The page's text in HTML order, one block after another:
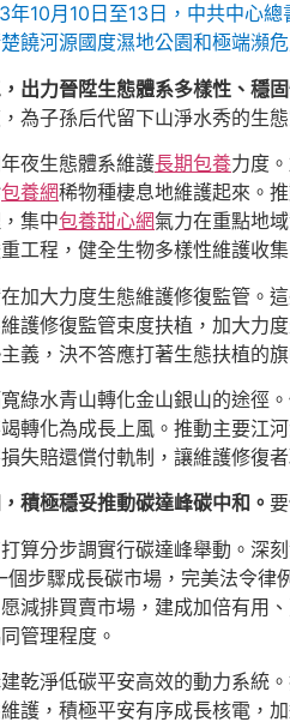
年10月10日至13日，中共中心
饒河源國度濕地公園和極端瀕
出力晉陞生態體系多樣性、穩
為子孫后代留下山淨水秀的生態
夜生態體系維護長期包養力度
包養網稀物種棲息地維護起來。
集中包養甜心網氣力在重點地
工程，健全生物多樣性維護收
加大力度生態維護修復監管。
護修復監管束度扶植，加大力
義，決不答應打著生態扶植的
綠水青山轉化金山銀山的途徑
轉化為成長上風。推動主要江
失賠還償付軌制，讓維護修復
積極穩妥推動碳達峰碳中和。
算分步調實行碳達峰舉動。深
個步驟成長碳市場，完美法令
減排買賣市場，建成加倍有用
管理程度。
乾淨低碳平安高效的動力系統
護，積極平安有序成長核電，